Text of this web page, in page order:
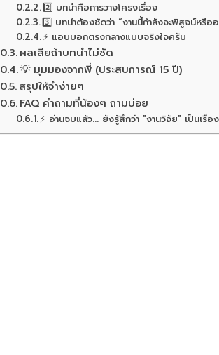
2️⃣ บทนำคือการวางโครงเรื่อง
3️⃣ บทนำต้องชัดว่า “งานนี้กำลังจะพิสูจน์หรืออ
⚡ แอบบอกตรงกลางแบบจริงใจครับ
ผลเสียถ้าบทนำไม่ชัด
💡 มุมมองจากพี่ (ประสบการณ์ 15 ปี)
สรุปให้จำง่ายๆ
FAQ คำถามที่น้องๆ ถามบ่อย
⚡ อ่านจบแล้ว... ยังรู้สึกว่า "งานวิจัย" เป็นเรื่อ